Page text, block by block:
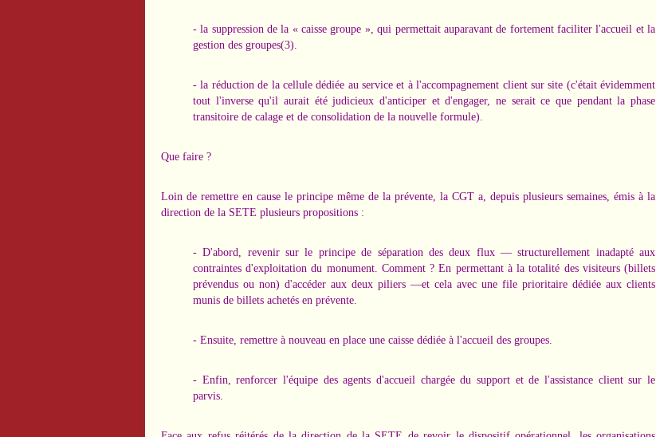
- la suppression de la « caisse groupe », qui permettait auparavant de fortement faciliter l'accueil et la
gestion des groupes(3).
- la réduction de la cellule dédiée au service et à l'accompagnement client sur site (c'était évidemment
tout l'inverse qu'il aurait été judicieux d'anticiper et d'engager, ne serait ce que pendant la phase
transitoire de calage et de consolidation de la nouvelle formule).
Que faire ?
Loin de remettre en cause le principe même de la prévente, la CGT a, depuis plusieurs semaines, émis à la
direction de la SETE plusieurs propositions :
- D'abord, revenir sur le principe de séparation des deux flux — structurellement inadapté aux
contraintes d'exploitation du monument. Comment ? En permettant à la totalité des visiteurs (billets
prévendus ou non) d'accéder aux deux piliers —et cela avec une file prioritaire dédiée aux clients
munis de billets achetés en prévente.
- Ensuite, remettre à nouveau en place une caisse dédiée à l'accueil des groupes.
- Enfin, renforcer l'équipe des agents d'accueil chargée du support et de l'assistance client sur le
parvis.